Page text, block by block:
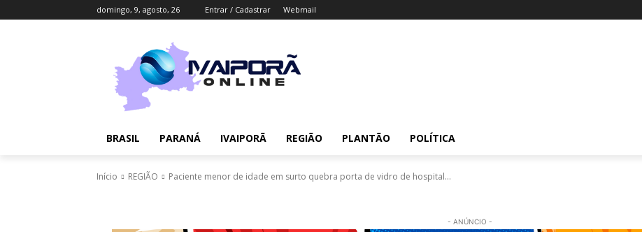
domingo, 9, agosto, 26 Entrar / Cadastrar Webmail
BRASIL PARANÁ IVAIPORÃ REGIÃO PLANTÃO POLÍTICA
Início REGIÃO Paciente menor de idade em surto quebra porta de vidro de hospital...
- ANÚNCIO -